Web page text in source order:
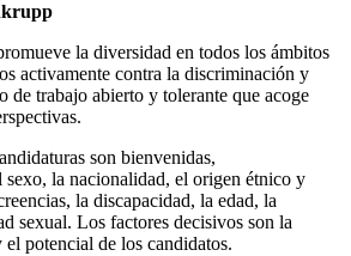
la diversidad en todos los ámbitos
activamente contra la discriminación y
de trabajo abierto y tolerante que acoge
son bienvenidas,
sexo, la nacionalidad, el origen étnico y
la discapacidad, la edad, la
sexual. Los factores decisivos son la
potencial de los candidatos.